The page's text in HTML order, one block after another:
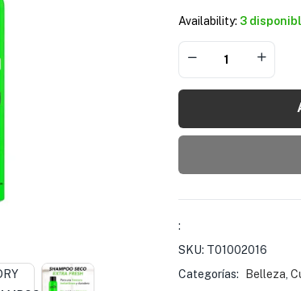
Availability: 3
:
SKU: T01002016
Categorías:
Belleza